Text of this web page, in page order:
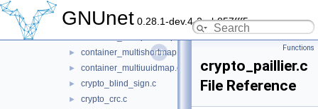
GNUnet 0.28.1-dev.4-2-gb857fff5c
► container_multihashmap32.c
► container_multishortmap.c
► container_multiuuidmap.c
► crypto_blind_sign.c
► crypto_crc.c
Functions
crypto_paillier.c
File Reference